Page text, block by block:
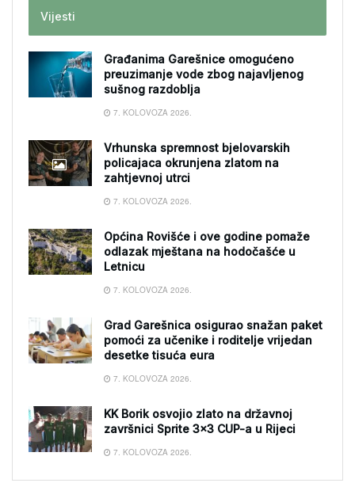
Vijesti
Građanima Garešnice omogućeno
preuzimanje vode zbog najavljenog
sušnog razdoblja
7. KOLOVOZA 2026.
Vrhunska spremnost bjelovarskih
policajaca okrunjena zlatom na
zahtjevnoj utrci
7. KOLOVOZA 2026.
Općina Rovišće i ove godine pomaže
odlazak mještana na hodočašće u
Letnicu
7. KOLOVOZA 2026.
Grad Garešnica osigurao snažan paket
pomoći za učenike i roditelje vrijedan
desetke tisuća eura
7. KOLOVOZA 2026.
KK Borik osvojio zlato na državnoj
završnici Sprite 3×3 CUP-a u Rijeci
7. KOLOVOZA 2026.